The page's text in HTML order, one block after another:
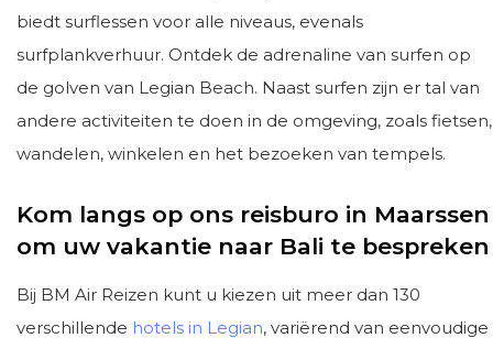
biedt surflessen voor alle niveaus, evenals
surfplankverhuur. Ontdek de adrenaline van surfen op
de golven van Legian Beach. Naast surfen zijn er tal van
andere activiteiten te doen in de omgeving, zoals fietsen,
wandelen, winkelen en het bezoeken van tempels.
Kom langs op ons reisburo in Maarssen
om uw vakantie naar Bali te bespreken
Bij BM Air Reizen kunt u kiezen uit meer dan 130
verschillende hotels in Legian, variërend van eenvoudige